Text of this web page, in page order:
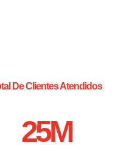
De Clientes Atendidos
25M